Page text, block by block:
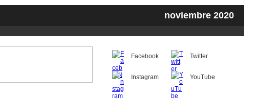
noviembre 2020
Facebook Twitter
Instagram YouTube